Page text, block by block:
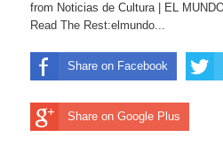
from Noticias de Cultura | EL
Read The Rest:elmundo...
Share on Facebook
Share on Google Plus